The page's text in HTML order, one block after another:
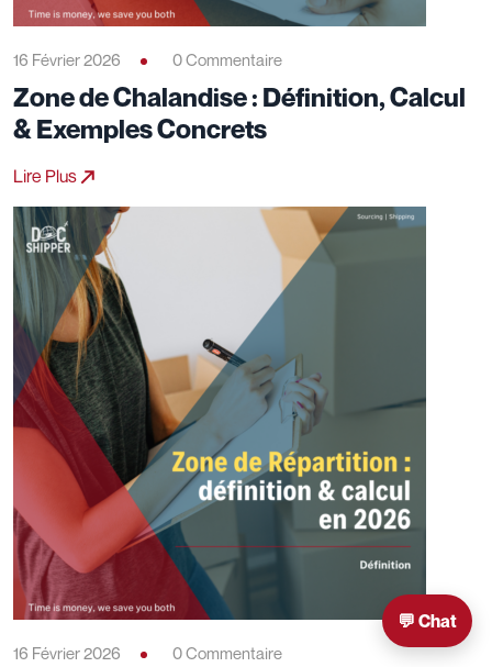
16 Février 2026 0 Commentaire
Zone de Chalandise : Définition, Calcul
& Exemples Concrets
Lire Plus
16 Février 2026 0 Commentaire
💬 Chat